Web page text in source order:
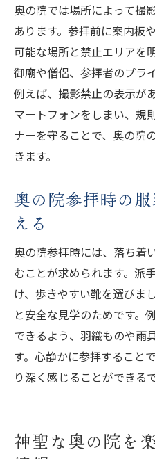
奥の院では場所によって撮
あります。参拝前に案内板
可能な場所と禁止エリアを
御廟や僧侶、参拝者のプラ
例えば、撮影禁止の表示が
マートフォンをしまい、規
ナーを守ることで、奥の院
きます。
奥の院参拝時の
える
奥の院参拝時には、落ち着
むことが求められます。派
け、歩きやすい靴を選びま
と安全な見学のためです。
できるよう、羽織ものや雨
す。心静かに参拝すること
り深く感じることができる
神聖な奥の院を